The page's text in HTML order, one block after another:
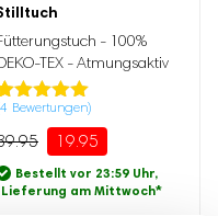
- 100%
TEX - Atmungsaktiv
mit
von 5,
4 Bewertungen)
19.95
Bestellt vor 23:59 Uhr,
Lieferung am Mittwoch*